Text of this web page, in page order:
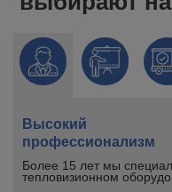
Высокий
профессионализм
Более 15 лет мы
тепловизионном